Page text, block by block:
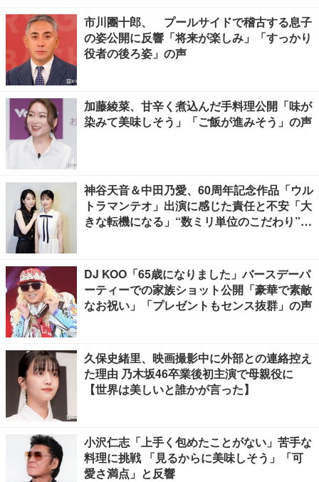
市川團十郎、 プールサイドで稽古する息子
の姿公開に反響「将来が楽しみ」「すっかり
役者の後ろ姿」の声
加藤綾菜、甘辛く煮込んだ手料理公開「味が
染みて美味しそう」「ご飯が進みそう」の声
神谷天音＆中田乃愛、60周年記念作品「ウル
トラマンテオ」出演に感じた責任と不安「大
きな転機になる」“数ミリ単位のこだわり”特
DJ KOO「65歳になりました」バースデーパ
ーティーでの家族ショット公開「豪華で素敵
なお祝い」「プレゼントもセンス抜群」の声
久保史緒里、映画撮影中に外部との連絡控え
た理由 乃木坂46卒業後初主演で母親役に
【世界は美しいと誰かが言った】
小沢仁志「上手く包めたことがない」苦手な
料理に挑戦 「見るからに美味しそう」「可
愛さ満点」と反響